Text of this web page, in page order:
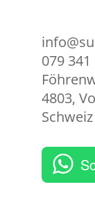
079 341
4803,
Schweiz